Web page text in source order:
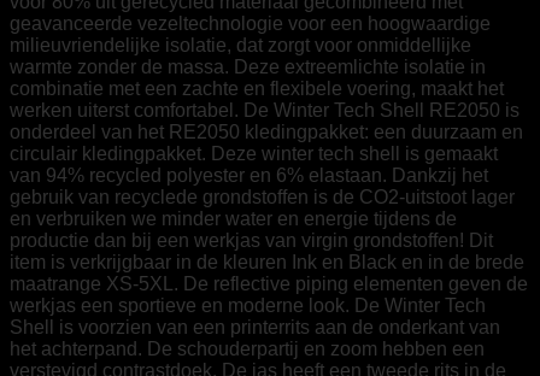
geavanceerde vezeltechnologie voor een hoogwaardige
milieuvriendelijke isolatie, dat zorgt voor onmiddellijke
warmte zonder de massa. Deze extreemlichte isolatie in
combinatie met een zachte en flexibele voering, maakt het
werken uiterst comfortabel. De Winter Tech Shell RE2050 is
onderdeel van het RE2050 kledingpakket: een duurzaam en
circulair kledingpakket. Deze winter tech shell is gemaakt
van 94% recycled polyester en 6% elastaan. Dankzij het
gebruik van recyclede grondstoffen is de CO2-uitstoot lager
en verbruiken we minder water en energie tijdens de
productie dan bij een werkjas van virgin grondstoffen! Dit
item is verkrijgbaar in de kleuren Ink en Black en in de brede
maatrange XS-5XL. De reflective piping elementen geven de
werkjas een sportieve en moderne look. De Winter Tech
Shell is voorzien van een printerrits aan de onderkant van
het achterpand. De schouderpartij en zoom hebben een
verstevigd contrastdoek. De jas heeft een tweede rits in de